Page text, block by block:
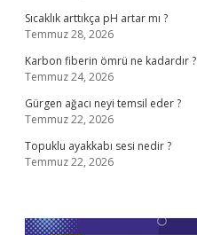
Sıcaklık arttıkça pH artar mı ?
Temmuz 28, 2026
Karbon fiberin ömrü ne kadardır ?
Temmuz 24, 2026
Gürgen ağacı neyi temsil eder ?
Temmuz 22, 2026
Topuklu ayakkabı sesi nedir ?
Temmuz 22, 2026